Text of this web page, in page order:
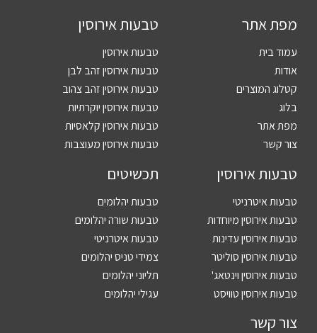
מפת אתר
עמוד בית
אודות
קטלוג המוצרים
בלוג
מפת אתר
צור קשר
טבעות אירוסין
טבעות אירוסין
טבעות אירוסין זהב לבן
טבעות אירוסין זהב צהוב
טבעות אירוסין יוקרתיות
טבעות אירוסין קלאסיות
טבעות אירוסין מעוצבות
טבעות אירוסין
טבעות איטרניטי
טבעות אירוסין מיוחדות
טבעות אירוסין עדינות
טבעות אירוסין סוליטר
טבעות אירוסין וינטאג'
טבעות אירוסין טוויסט
תכשיטים
טבעות יהלומים
טבעות שורה יהלומים
טבעות איטרניטי
צמידי טניס יהלומים
תליוני יהלומים
עגילי יהלומים
צור קשר